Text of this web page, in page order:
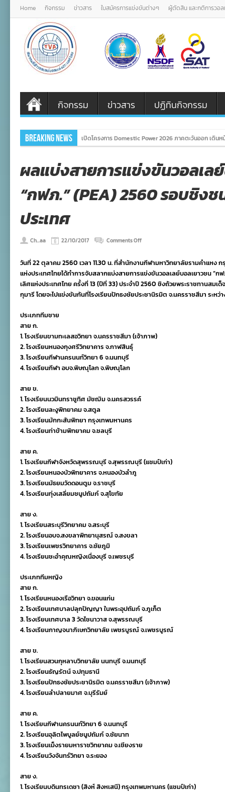
Home กิจกรรม ข่าวสาร ใบสมัครการแข่งขันต่างๆ ผู้ตัดสิน และกติการวอ
กิจกรรม ข่าวสาร ปฏิทินกิจกรรม
Breaking News เปิดโครงการ Domestic Power 2026 ภาคตะวันออก เดิน
ผลแบ่งสายการแข่งขันวอลเล
“กฟภ.” (PEA) 2560 รอบชิงช
ประเทศ
Ch...aa 22/10/2017 Comments Offon
สาย
การ
วอลเลย์บอล
เยาวชน
ชิง
วันที่ 22 ตุลาคม 2560 เวลา 11.30 น. ที่สำนักงานกีฬามหาวิทยาลัยรามคำแหง
แห่งประเทศไทยได้ทำการจับสลากแบ่งสายการแข่งขันวอลเลย์บอลเยาวชน “กฟ
เลิศแห่งประเทศไทย ครั้งที่ 13 (ปีที่ 33) ประจำปี 2560 ชิงถ้วยพระราชทานสม
กุมารี โดยจะไปแข่งขันกันที่โรงเรียนปักธงชัยประชานิรมิต จ.นครราชสีมา ระห
ประเภททีมชาย
สาย ก.
1. โรงเรียนขามทะเลสอวิทยา จ.นครราชสีมา (เจ้าภาพ)
2. โรงเรียนหนองกุงศรีวิทยาคาร จ.กาฬสินธุ์
3. โรงเรียนกีฬานครนนท์วิทยา 6 จ.นนทบุรี
4. โรงเรียนกีฬา อบจ.พิษณุโลก จ.พิษณุโลก
สาย ข.
1. โรงเรียนนวมินทราชูทิศ มัชฌิม จ.นครสวรรค์
2. โรงเรียนละงูพิทยาคม จ.สตูล
3. โรงเรียนมักกะสันพิทยา กรุงเทพมหานคร
4. โรงเรียนท่าข้ามพิทยาคม จ.ชลบุรี
สาย ค.
1. โรงเรียนกีฬาจังหวัดสุพรรณบุรี จ.สุพรรณบุรี (แชมป์เก่า)
2. โรงเรียนหนองบัวพิทยาคาร จ.หนองบัวลำภู
3. โรงเรียนมัธยมวัดดอนตูม จ.ราชบุรี
4. โรงเรียนทุ่งเสลี่ยมชนูปถัมภ์ จ.สุโขทัย
สาย ง.
1. โรงเรียนสระบุรีวิทยาคม จ.สระบุรี
2. โรงเรียนอบจ.สงขลาพิทยานุสรณ์ จ.สงขลา
3. โรงเรียนเพชรวิทยาคาร จ.ชัยภูมิ
4. โรงเรียนชะอำคุณหญิงเนื่องบุรี จ.เพชรบุรี
ประเภททีมหญิง
สาย ก.
1. โรงเรียนหนองเรือวิทยา จ.ขอนแก่น
2. โรงเรียนเทศบาลปลุกปัญญา ในพระอุปถัมภ์ จ.ภูเก็ต
3. โรงเรียนเทศบาล 3 วัดไชนาวาส จ.สุพรรณบุรี
4. โรงเรียนกาญจนาภิเษกวิทยาลัย เพชรบูรณ์ จ.เพชรบูรณ์
สาย ข.
1. โรงเรียนสวนกุหลาบวิทยาลัย นนทบุรี จ.นนทบุรี
2. โรงเรียนธัญรัตน์ จ.ปทุมธานี
3. โรงเรียนปักธงชัยประชานิรมิต จ.นครราชสีมา (เจ้าภาพ)
4. โรงเรียนลำปลายมาศ จ.บุรีรัมย์
สาย ค.
1. โรงเรียนกีฬานครนนท์วิทยา 6 จ.นนทบุรี
2. โรงเรียนอุลิตไพบูลย์ชนูปถัมภ์ จ.ชัยนาท
3. โรงเรียนเม็งรายมหาราชวิทยาคม จ.เชียงราย
4. โรงเรียนวังจันทร์วิทยา จ.ระยอง
สาย ง.
1. โรงเรียนบดินทรเดชา (สิงห์ สิงหเสนี) กรุงเทพมหานคร (แชมป์เก่า)